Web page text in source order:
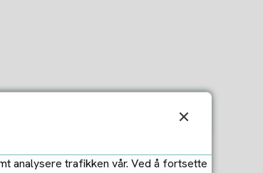
analysere trafikken vår. Ved å fortsette